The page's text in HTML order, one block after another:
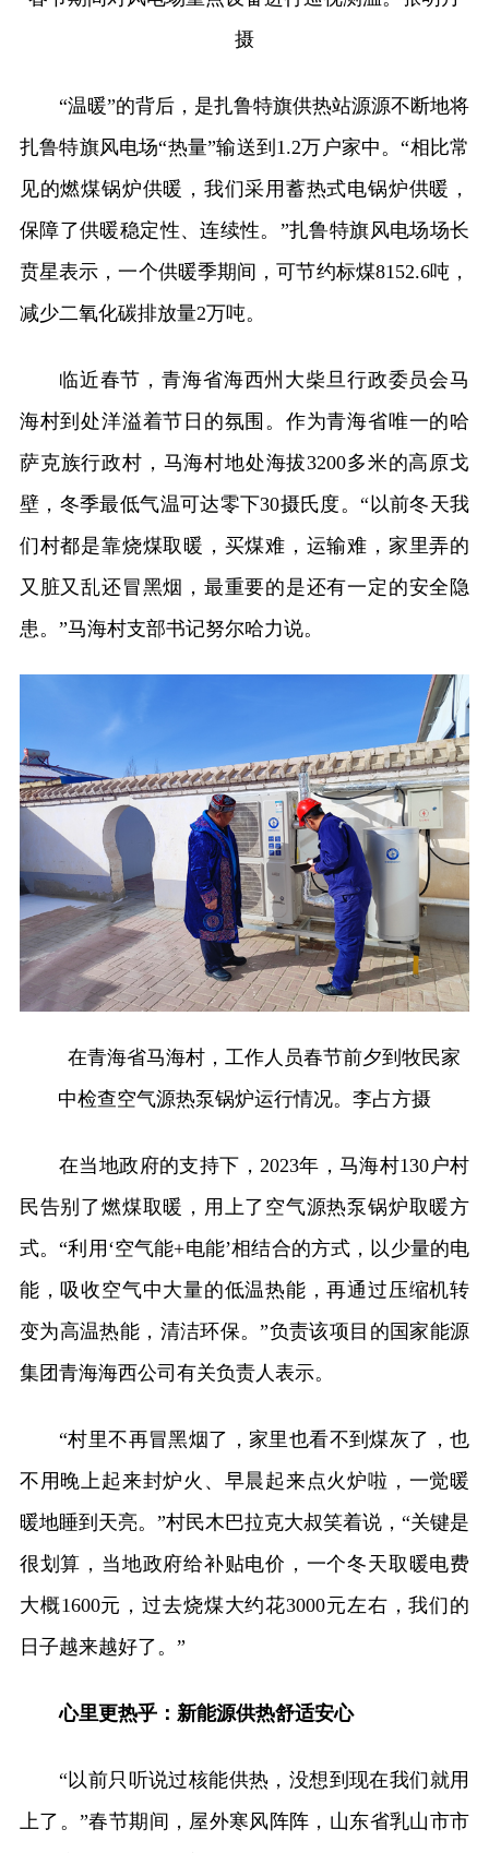
摄
“温暖”的背后，是扎鲁特旗供热站源源不断地将
扎鲁特旗风电场“热量”输送到1.2万户家中。“相比常
见的燃煤锅炉供暖，我们采用蓄热式电锅炉供暖，
保障了供暖稳定性、连续性。”扎鲁特旗风电场场长
贲星表示，一个供暖季期间，可节约标煤8152.6吨，
减少二氧化碳排放量2万吨。
临近春节，青海省海西州大柴旦行政委员会马
海村到处洋溢着节日的氛围。作为青海省唯一的哈
萨克族行政村，马海村地处海拔3200多米的高原戈
壁，冬季最低气温可达零下30摄氏度。“以前冬天我
们村都是靠烧煤取暖，买煤难，运输难，家里弄的
又脏又乱还冒黑烟，最重要的是还有一定的安全隐
患。”马海村支部书记努尔哈力说。
在青海省马海村，工作人员春节前夕到牧民家
中检查空气源热泵锅炉运行情况。李占方摄
在当地政府的支持下，2023年，马海村130户村
民告别了燃煤取暖，用上了空气源热泵锅炉取暖方
式。“利用‘空气能+电能’相结合的方式，以少量的电
能，吸收空气中大量的低温热能，再通过压缩机转
变为高温热能，清洁环保。”负责该项目的国家能源
集团青海海西公司有关负责人表示。
“村里不再冒黑烟了，家里也看不到煤灰了，也
不用晚上起来封炉火、早晨起来点火炉啦，一觉暖
暖地睡到天亮。”村民木巴拉克大叔笑着说，“关键是
很划算，当地政府给补贴电价，一个冬天取暖电费
大概1600元，过去烧煤大约花3000元左右，我们的
日子越来越好了。”
心里更热乎：新能源供热舒适安心
“以前只听说过核能供热，没想到现在我们就用
上了。”春节期间，屋外寒风阵阵，山东省乳山市市